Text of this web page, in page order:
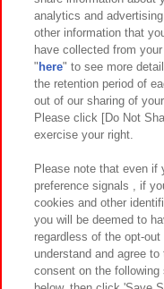
関連会社 サ
プライバシーポリシー
お取引先さまと
カスタマーハラスメント対
analytics and
other information that
have collected from
" here" to see more
the retention period of
out of our sharing of
Please click [Do Not
exercise your right.
Please note that even if
preference signals , if
cookies and other
you will be deemed to
regardless of the opt-
understand and agree
consent on the